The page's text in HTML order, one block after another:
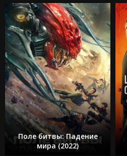
Поле битвы: Падение
мира (2022)